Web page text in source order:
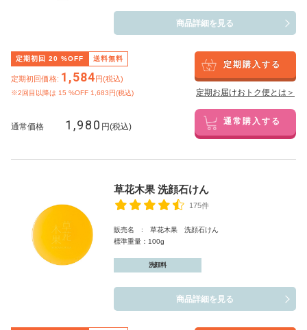
商品詳細を見る
定期初回 20 %OFF 送料無料
定期初回価格: 1,584円(税込)
※2回目以降は 15 %OFF 1,683円(税込)
定期購入する
定期お届けおトク便とは＞
通常価格 1,980 円(税込) 通常購入する
草花木果 洗顔石けん
175件
販売名 : 草花木果 洗顔石けん
標準重量：100g
洗顔料
商品詳細を見る